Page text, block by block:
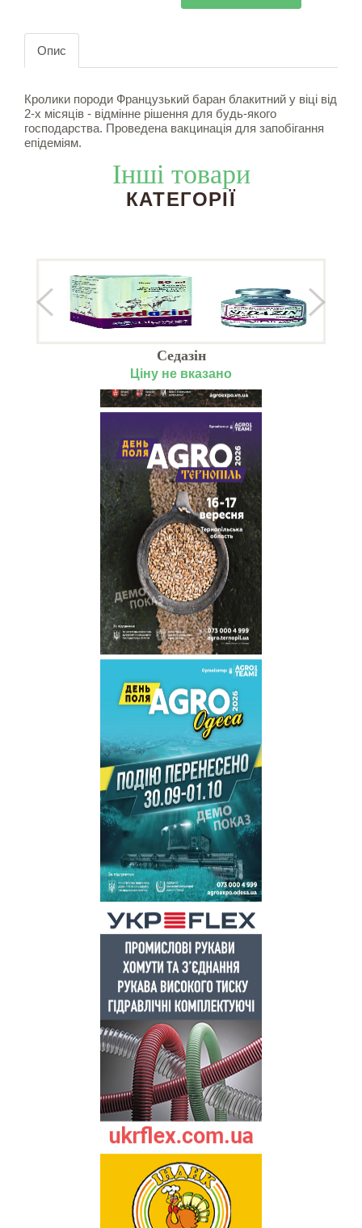
Опис
Кролики породи Французький баран блакитний у віці від
2-х місяців - відмінне рішення для будь-якого
господарства. Проведена вакцинація для запобігання
епідеміям.
Інші товари
КАТЕГОРІЇ
Седазін
Ціну не вказано